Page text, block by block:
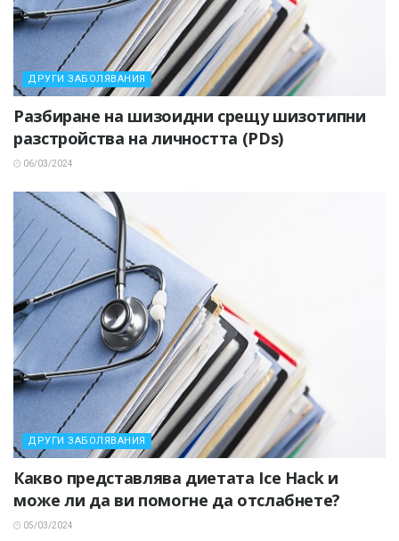
ДРУГИ ЗАБОЛЯВАНИЯ
Разбиране на шизоидни срещу шизотипни
разстройства на личността (PDs)
06/03/2024
ДРУГИ ЗАБОЛЯВАНИЯ
Какво представлява диетата Ice Hack и
може ли да ви помогне да отслабнете?
05/03/2024